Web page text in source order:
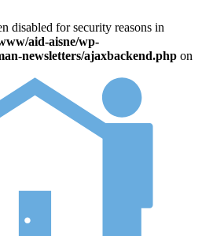
disabled for security reasons in
aid-aisne/wp-
newsletters/ajaxbackend.php on